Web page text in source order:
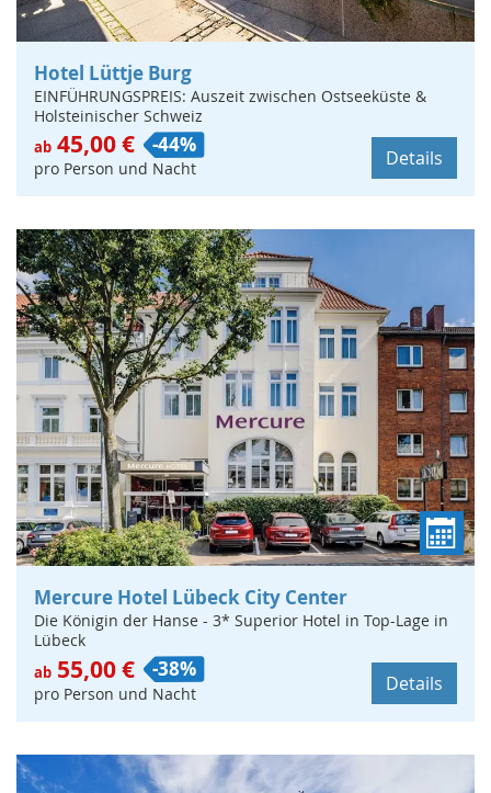
Hotel Lüttje Burg
EINFÜHRUNGSPREIS: Auszeit zwischen Ostseeküste &
Holsteinischer Schweiz
ab 45,00 € -44%
pro Person und Nacht Details
Mercure Hotel Lübeck City Center
Die Königin der Hanse - 3* Superior Hotel in Top-Lage in
Lübeck
ab 55,00 € -38%
pro Person und Nacht Details